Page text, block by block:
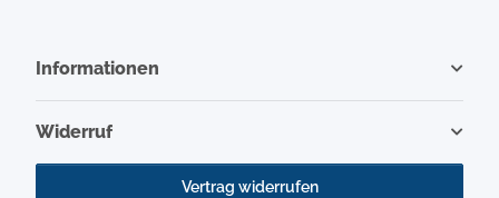
Informationen
Widerruf
Vertrag widerrufen